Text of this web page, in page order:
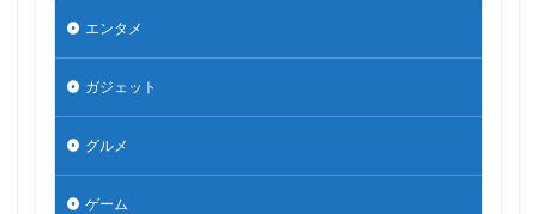
エンタメ
ガジェット
グルメ
ゲーム